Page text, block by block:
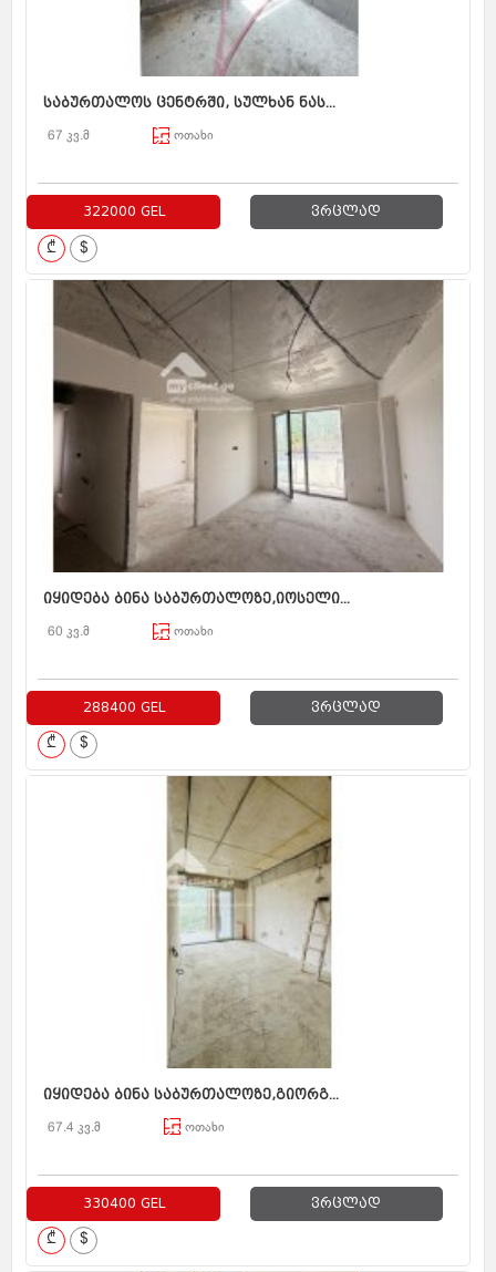
საბურთალოს ცენტრში, სულხან ნას...
67 კვ.მ ოთახი
322000 GEL ვრცლად
₾ $
იყიდება ბინა საბურთალოზე,იოსელი...
60 კვ.მ ოთახი
288400 GEL ვრცლად
₾ $
იყიდება ბინა საბურთალოზე,გიორგ...
67.4 კვ.მ ოთახი
330400 GEL ვრცლად
₾ $